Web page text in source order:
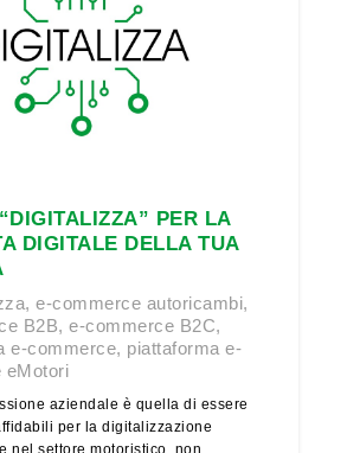
PER LA
DIGITALE DELLA TUA
,e-commerce autoricambi,
B2B,e-commerce B2C,
e-commerce, piattaforma e-
eMotori
aziendale è quella di essere
per la digitalizzazione